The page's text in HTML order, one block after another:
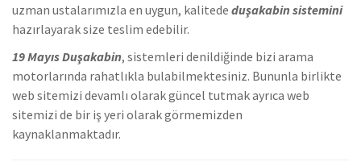
uzman ustalarımızla en uygun, kalitede duşakabin sistemini
hazırlayarak size teslim edebilir.
19 Mayıs Duşakabin, sistemleri denildiğinde bizi arama
motorlarında rahatlıkla bulabilmektesiniz. Bununla birlikte
web sitemizi devamlı olarak güncel tutmak ayrıca web
sitemizi de bir iş yeri olarak görmemizden
kaynaklanmaktadır.